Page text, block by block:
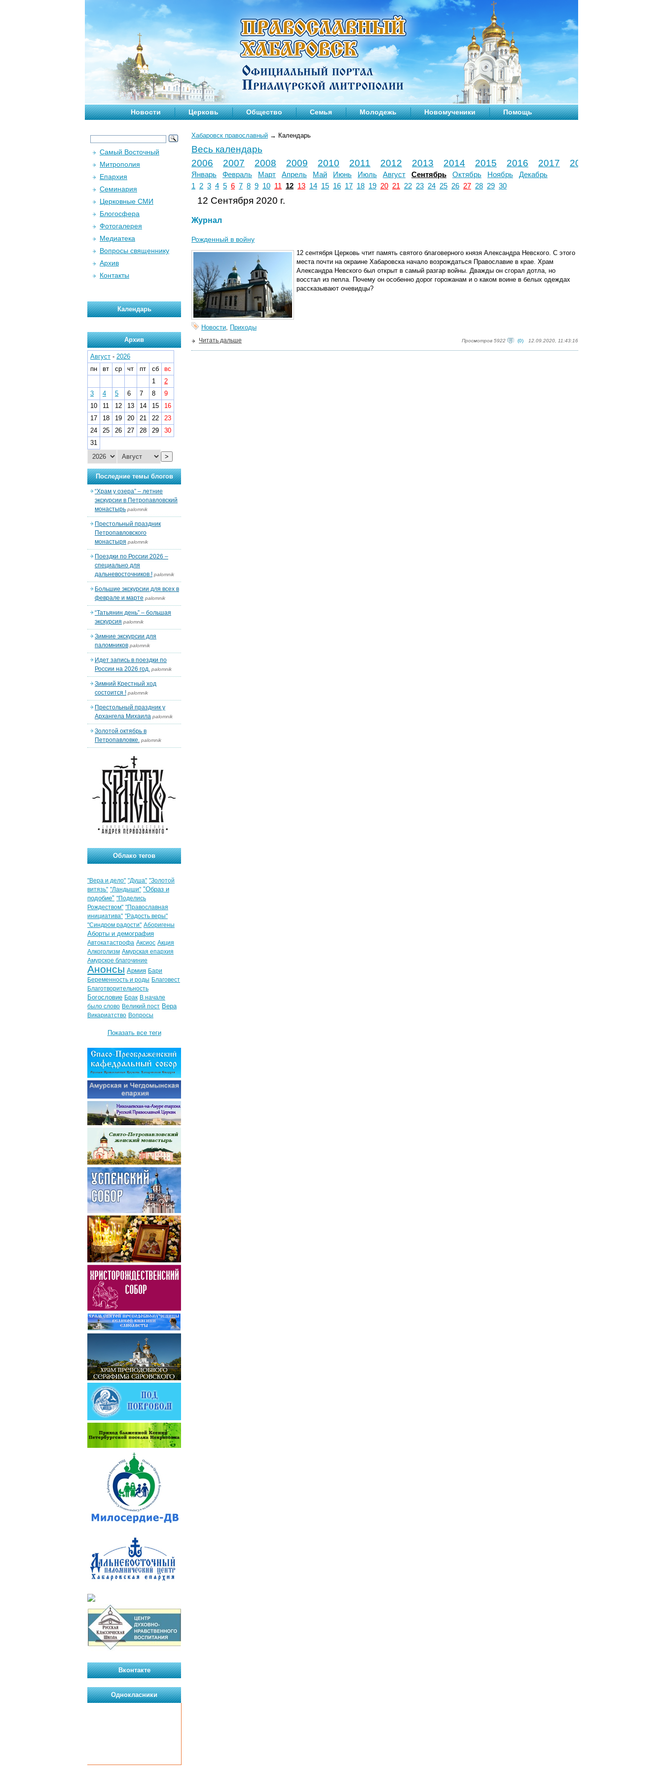
Новости Церковь Общество Семья Молодежь Новомученики Помощь
Хабаровск православный → Календарь
Весь календарь
2006
2007 2008 2009 2010 2011 2012 2013 2014 2015 2016 2017 2018
Январь Февраль Март Апрель Май Июнь Июль Август Сентябрь Октябрь Ноябрь
Декабрь
1
2 3 4 5 6 7 8 9 10 11 12 13 14 15 16 17 18 19 20 21 22 23 24 25 26 27 28 29 30
12 Сентября 2020 г.
Журнал
Рожденный в войну
12 сентября Церковь чтит память святого благоверного князя Александра Невского. С этого
места почти на окраине Хабаровска начало возрождаться Православие в крае. Храм
Александра Невского был открыт в самый разгар войны. Дважды он сгорал дотла, но
восстал из пепла. Почему он особенно дорог горожанам и о каком воине в белых одеждах
рассказывают очевидцы?
Новости, Приходы
Просмотров 5922 (0) 12.09.2020, 11:43:16
Читать дальше
Самый Восточный
Митрополия
Епархия
Семинария
Церковные СМИ
Блогосфера
Фотогалерея
Медиатека
Вопросы священнику
Архив
Контакты
Календарь
Архив
Август - 2026
пн
вт ср чт пт сб
вс
1
2
3
4 5 6 7 8
9
10
11 12 13 14 15
16
17
18 19 20 21 22
23
24
25 26 27 28 29
30
31
>
Последние темы блогов
“Храм у озера” – летние
экскурсии в Петропавловский
монастырь palomnik
Престольный праздник
Петропавловского
монастыря palomnik
Поездки по России 2026 –
специально для
дальневосточников ! palomnik
Большие экскурсии для всех в
феврале и марте palomnik
“Татьянин день” – большая
экскурсия palomnik
Зимние экскурсии для
паломников palomnik
Идет запись в поездки по
России на 2026 год. palomnik
Зимний Крестный ход
состоится ! palomnik
Престольный праздник у
Архангела Михаила palomnik
Золотой октябрь в
Петропавловке. palomnik
Облако тегов
"Вера и дело" "Душа" "Золотой
витязь" "Ландыши" "Образ и
подобие" "Поделись
Рождеством" "Православная
инициатива" "Радость веры"
"Синдром радости" Аборигены
Аборты и демография
Автокатастрофа Аксиос Акция
Алкоголизм Амурская епархия
Амурское благочиние
Анонсы Армия Бари
Беременность и роды Благовест
Благотворительность
Богословие Брак В начале
было слово Великий пост Вера
Викариатство Вопросы
Показать все теги
Вконтакте
Однокласники